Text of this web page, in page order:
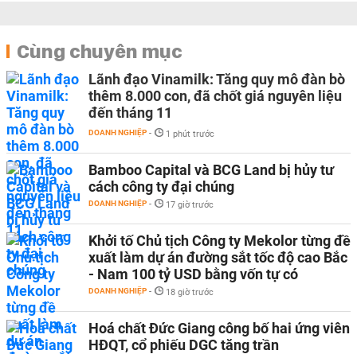
Cùng chuyên mục
Lãnh đạo Vinamilk: Tăng quy mô đàn bò
thêm 8.000 con, đã chốt giá nguyên liệu
đến tháng 11
DOANH NGHIỆP - 1 phút trước
Bamboo Capital và BCG Land bị hủy tư
cách công ty đại chúng
DOANH NGHIỆP - 17 giờ trước
Khởi tố Chủ tịch Công ty Mekolor từng đề
xuất làm dự án đường sắt tốc độ cao Bắc
- Nam 100 tỷ USD bằng vốn tự có
DOANH NGHIỆP - 18 giờ trước
Hoá chất Đức Giang công bố hai ứng viên
HĐQT, cổ phiếu DGC tăng trần